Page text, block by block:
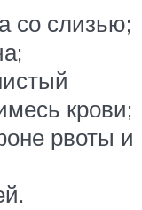
со слизью;
крови;
рвоты и